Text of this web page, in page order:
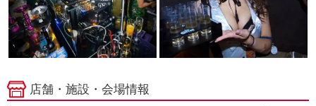
店舗・施設・会場情報